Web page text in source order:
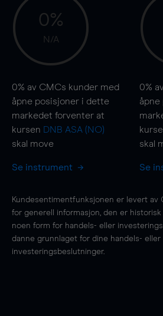
0%
N/A
0% av CMCs kunder med
åpne posisjoner i dette
markedet forventer at
kursen DNB ASA (NO)
skal move
Se instrument
0%
skal
Se
Kundesentimentfunksjonen er levert av
for generell informasjon, den er
noen form for handels- eller
danne grunnlaget for dine handels- eller
investeringsbeslutninger.